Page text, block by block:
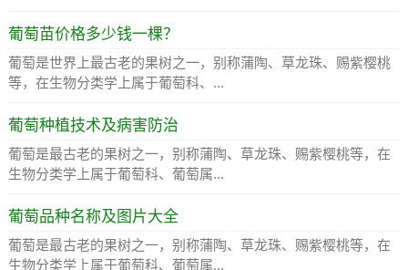
葡萄苗价格多少钱一棵？
葡萄是世界上最古老的果树之一，别称蒲陶、草龙珠、赐紫樱桃
等，在生物分类学上属于葡萄科、...
葡萄种植技术及病害防治
葡萄是最古老的果树之一，别称蒲陶、草龙珠、赐紫樱桃等，在
生物分类学上属于葡萄科、葡萄属...
葡萄品种名称及图片大全
葡萄是最古老的果树之一，别称蒲陶、草龙珠、赐紫樱桃等，在
生物分类学上属于葡萄科、葡萄属...